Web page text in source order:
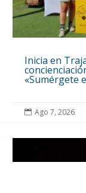
Inicia en
«Sumérgete
 Ago 7, 2026